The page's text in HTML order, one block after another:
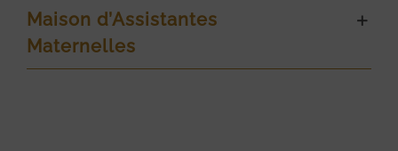
Maison d’Assistantes
Maternelles